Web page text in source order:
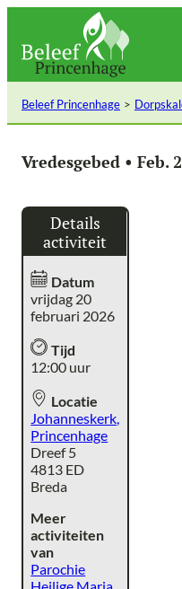
inhoud
Beleef Princenhage
Vredesgebed • Feb.
Details
activiteit
Datum
vrijdag 20
februari 2026
Tijd
12:00 uur
Locatie
Johanneskerk,
Princenhage
Dreef 5
4813 ED
Breda
Meer
activiteiten
van
Parochie